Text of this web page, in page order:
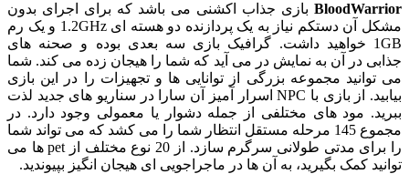
BloodWarrior بازی جذاب اکشنی می باشد که برای اجرای بدون
مشکل آن دستکم نیاز به یک پردازنده دو هسته ای 1.2GHz و یک رم
1GB خواهید داشت. گرافیک بازی سه بعدی بوده و صحنه های
جذابی در آن به نمایش در می آید که شما را هیجان زده می کند. شما
می توانید مجموعه بزرگی از توانایی ها و تجهیزات را در این بازی
بیابید. از بازی با NPC اسرار آمیز آن سارا در سناریو های جدید لذت
ببرید. مود های مختلفی از جمله دشوار یا معمولی وجود دارد. در
مجموع 145 مرحله مستقل انتظار شما را می کشد که می تواند شما
را برای مدتی طولانی سرگرم سازد. از 20 نوع مختلف از pet ها می
توانید کمک بگیرید، به آن ها در ماجراجویی ای هیجان انگیز بپیوندید.